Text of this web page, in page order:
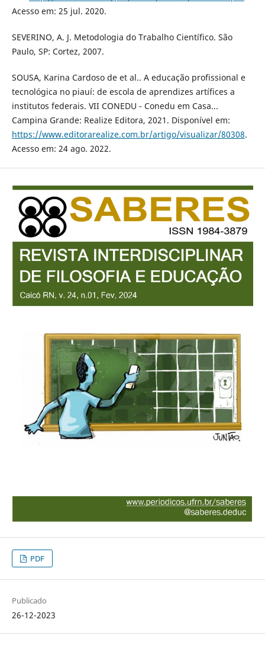
Acesso em: 25 jul. 2020.
SEVERINO, A. J. Metodologia do Trabalho Científico. São
Paulo, SP: Cortez, 2007.
SOUSA, Karina Cardoso de et al.. A educação profissional e
tecnológica no piauí: de escola de aprendizes artífices a
institutos federais. VII CONEDU - Conedu em Casa...
Campina Grande: Realize Editora, 2021. Disponível em:
https://www.editorarealize.com.br/artigo/visualizar/80308.
Acesso em: 24 ago. 2022.
PDF
Publicado
26-12-2023